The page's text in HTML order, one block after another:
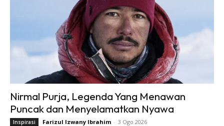
Nirmal Purja, Legenda Yang Menawan
Puncak dan Menyelamatkan Nyawa
Inspirasi Farizul Izwany Ibrahim - 3 Ogo 2026